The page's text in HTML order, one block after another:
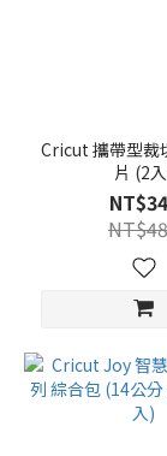
Cricut 攜帶型裁
片 (2